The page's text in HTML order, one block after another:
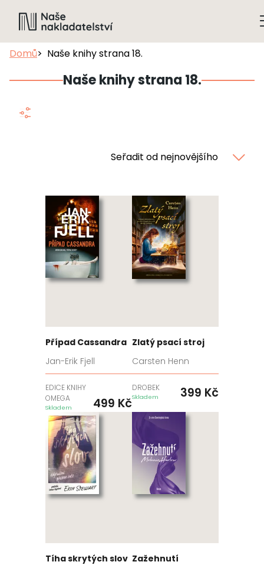
Domů Naše knihy strana 18.
Naše knihy strana 18.
Seřadit od nejnovějšího
Případ Cassandra
Jan-Erik Fjell
EDICE KNIHY
OMEGA
Skladem 499 Kč
Zlatý psací stroj
Carsten Henn
DROBEK
Skladem 399 Kč
Tíha skrytých slov Zažehnutí